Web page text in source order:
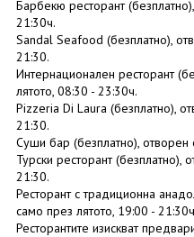
Барбекю ресторант
21:30ч.
Sandal Seafood (безплатно),
21:30.
Интернационален ресторант
лятото, 08:30 - 23:30ч.
Pizzeria Di Laura (безплатно),
21:30.
Суши бар (безплатно), отворен
Турски ресторант (безплатно),
21:30.
Ресторант с традиционна
само през лятото, 19:00 -
Ресторантите изискват